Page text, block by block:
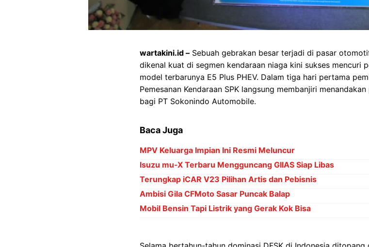
wartakini.id – Sebuah gebrakan besar terjadi di pasar
dikenal kuat di segmen kendaraan niaga kini sukses mencuri
model terbarunya E5 Plus PHEV. Dalam tiga hari pertama
Pemesanan Kendaraan SPK langsung membanjiri
bagi PT Sokonindo Automobile.
Baca Juga
MPV Keluarga Impian Ini Resmi Meluncur
Isuzu mu-X Terbaru Mengguncang GIIAS Siap Libas
Terungkap iCAR V23 Pilihan Artis dan Pebisnis
Ambisi Gila CFMoto Sasar Puncak Balap
Mobil Bensin Tapi Listrik yang Gerak Kok Bisa